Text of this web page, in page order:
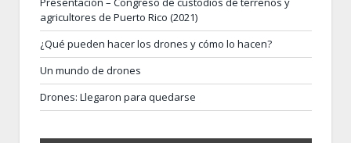
agricultores de Puerto Rico (2021)
¿Qué pueden hacer los drones y cómo lo hacen?
Un mundo de drones
Drones: Llegaron para quedarse